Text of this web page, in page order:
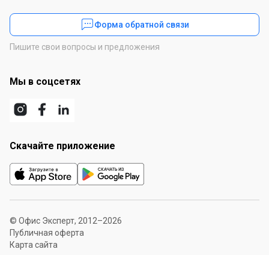
Форма обратной связи
Пишите свои вопросы и предложения
Мы в соцсетях
Скачайте приложение
© Офис Эксперт, 2012–2026
Публичная оферта
Карта сайта